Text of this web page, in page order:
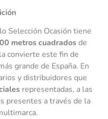
Selección Ocasión tiene
metros cuadradosde
convierte este fin de
grande de España. En
y distribuidores que
representadas, a las
presentes a través de la